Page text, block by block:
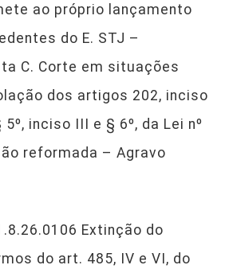
ao próprio lançamento
do E. STJ –
C. Corte em situações
dos artigos 202, inciso
5º, inciso III e § 6º, da Lei nº
reformada – Agravo
Extinção do
do art. 485, IV e VI, do